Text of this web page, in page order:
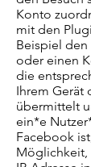
Konto
mit den
Beispiel
oder einen
die
Ihrem Gerät
übermittelt
ein*e
Facebook
Möglichkeit,